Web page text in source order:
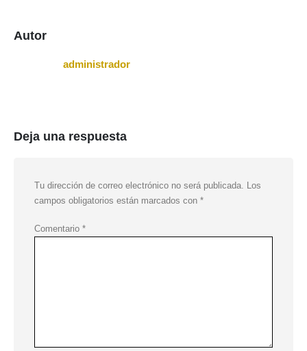
Autor
administrador
Deja una respuesta
Tu dirección de correo electrónico no será publicada.
Los
campos obligatorios están marcados con *
Comentario *